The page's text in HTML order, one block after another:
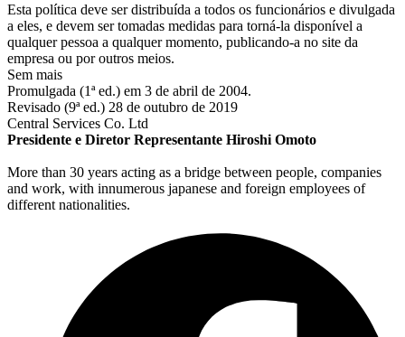
Esta política deve ser distribuída a todos os funcionários e divulgada
a eles, e devem ser tomadas medidas para torná-la disponível a
qualquer pessoa a qualquer momento, publicando-a no site da
empresa ou por outros meios.
Sem mais
Promulgada (1ª ed.) em 3 de abril de 2004.
Revisado (9ª ed.) 28 de outubro de 2019
Central Services Co. Ltd
Presidente e Diretor Representante Hiroshi Omoto
More than 30 years acting as a bridge between people, companies
and work, with innumerous japanese and foreign employees of
different nationalities.